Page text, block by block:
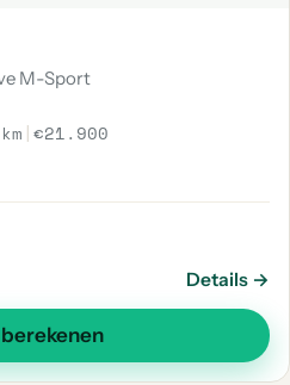
M-Sport
|€21.900
Details →
berekenen